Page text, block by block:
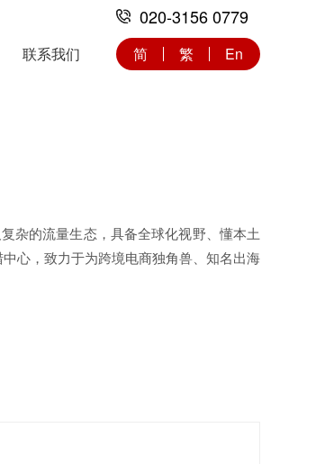
020-3156 0779
联系我们 简 繁 En
杂的流量生态，具备全球化视野、懂本土
心，致力于为跨境电商独角兽、知名出海